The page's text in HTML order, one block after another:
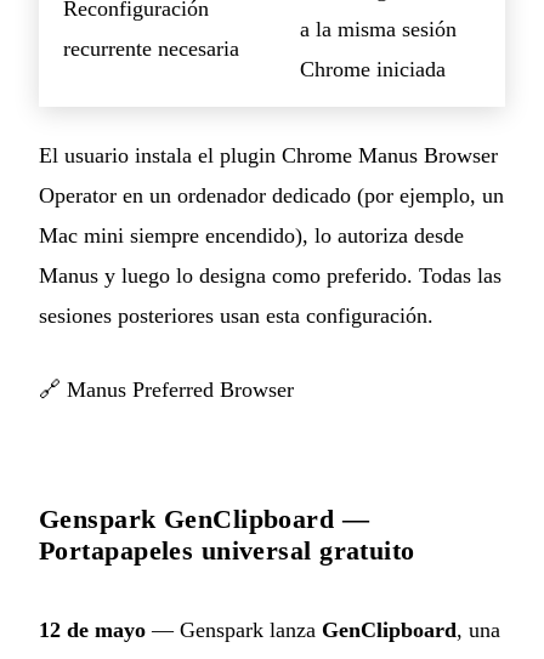
Reconfiguración
recurrente necesaria
a la misma sesión
Chrome iniciada
El usuario instala el plugin Chrome Manus Browser
Operator en un ordenador dedicado (por ejemplo, un
Mac mini siempre encendido), lo autoriza desde
Manus y luego lo designa como preferido. Todas las
sesiones posteriores usan esta configuración.
🔗 Manus Preferred Browser
Genspark GenClipboard —
Portapapeles universal gratuito
12 de mayo — Genspark lanza GenClipboard, una